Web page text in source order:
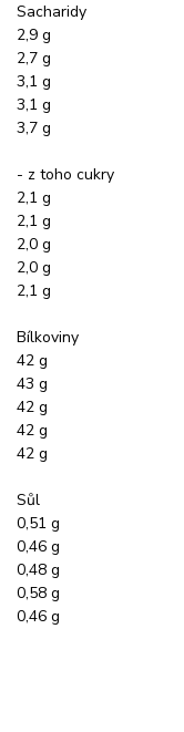
Sacharidy
2,9 g
2,7 g
3,1 g
3,1 g
3,7 g
- z toho cukry
2,1 g
2,1 g
2,0 g
2,0 g
2,1 g
Bílkoviny
42 g
43 g
42 g
42 g
42 g
Sůl
0,51 g
0,46 g
0,48 g
0,58 g
0,46 g